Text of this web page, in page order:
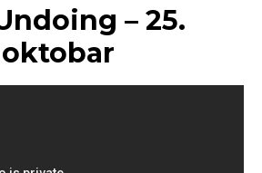
– 25.
oktobar